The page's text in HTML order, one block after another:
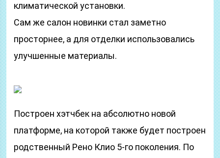
климатической установки.
Сам же салон новинки стал заметно
просторнее, а для отделки использовались
улучшенные материалы.
Построен хэтчбек на абсолютно новой
платформе, на которой также будет построен
родственный Рено Клио 5-го поколения. По